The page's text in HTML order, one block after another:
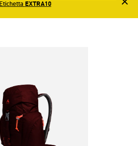
Etichetta EXTRA10